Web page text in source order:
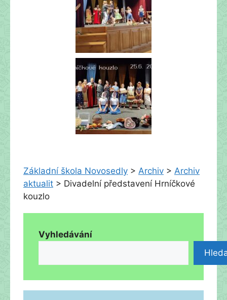
Základní škola Novosedly > Archiv > Archiv
aktualit > Divadelní představení Hrníčkové
kouzlo
Vyhledávání